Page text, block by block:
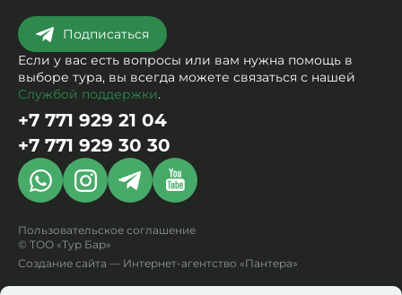
Если у вас есть вопросы или вам нужна помощь в
выборе тура, вы всегда можете связаться с нашей
Службой поддержки.
+7 771 929 21 04
+7 771 929 30 30
Подписаться
Пользовательское соглашение
© ТОО «Тур Бар»
Создание сайта — Интернет-агентство «Пантера»